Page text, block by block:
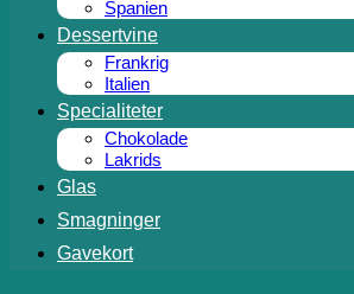
Spanien
Dessertvine
Frankrig
Italien
Specialiteter
Chokolade
Lakrids
Glas
Smagninger
Gavekort